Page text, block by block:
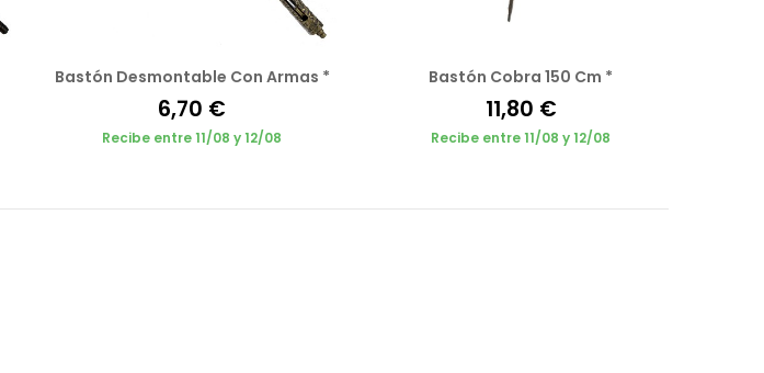
Bastón Desmontable Con Armas *
6,70 €
Recibe entre 11/08 y 12/08
Bastón Cobra 150 Cm *
11,80 €
Recibe entre 11/08 y 12/08